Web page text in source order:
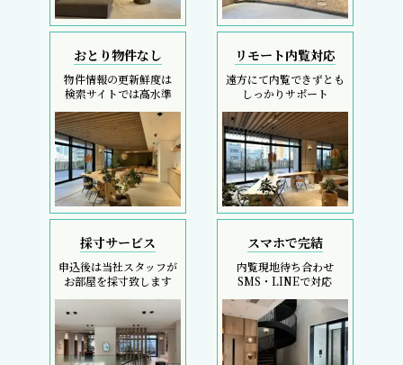
おとり物件なし
物件情報の更新鮮度は
検索サイトでは高水準
リモート内覧対応
遠方にて内覧できずとも
しっかりサポート
採寸サービス
申込後は当社スタッフが
お部屋を採寸致します
スマホで完結
内覧現地待ち合わせ
SMS・LINEで対応